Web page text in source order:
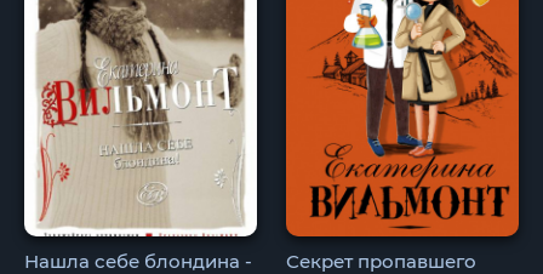
Нашла себе блондина -
Секрет пропавшего